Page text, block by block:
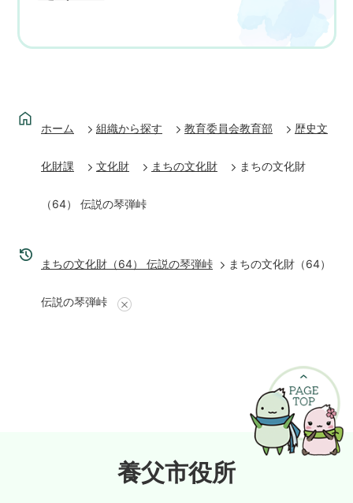
ホーム 組織から探す 教育委員会教育部 歴史文
化財課 文化財 まちの文化財 まちの文化財
（64） 伝説の琴弾峠
まちの文化財（64） 伝説の琴弾峠 まちの文化財（64）
伝説の琴弾峠
養父市役所